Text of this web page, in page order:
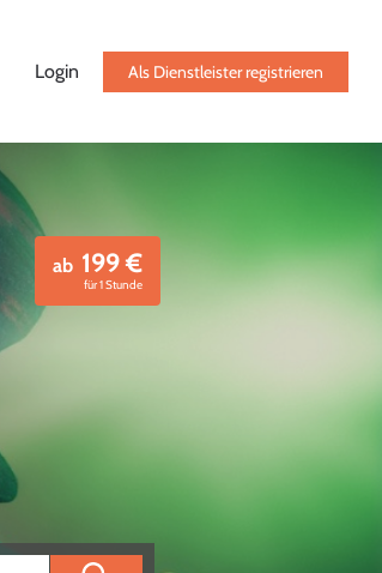
Login Als Dienstleister registrieren
ab 199€
für 1 Stunde